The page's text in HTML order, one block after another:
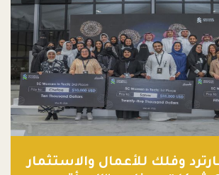
وفلك للأعمال والاستثمار